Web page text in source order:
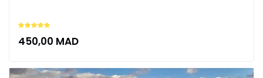
450,00 MAD